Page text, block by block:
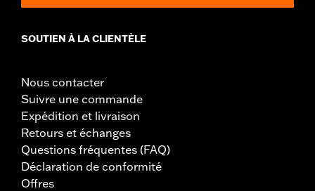
SOUTIEN À LA CLIENTÈLE
Nous contacter
Suivre une commande
Expédition et livraison
Retours et échanges
Questions fréquentes (FAQ)
Déclaration de conformité
Offres